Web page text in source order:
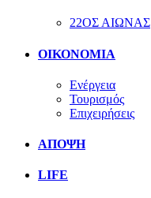
22ΟΣ ΑΙΩΝΑΣ
ΟΙΚΟΝΟΜΙΑ
Ενέργεια
Τουρισμός
Επιχειρήσεις
ΑΠΟΨΗ
LIFE